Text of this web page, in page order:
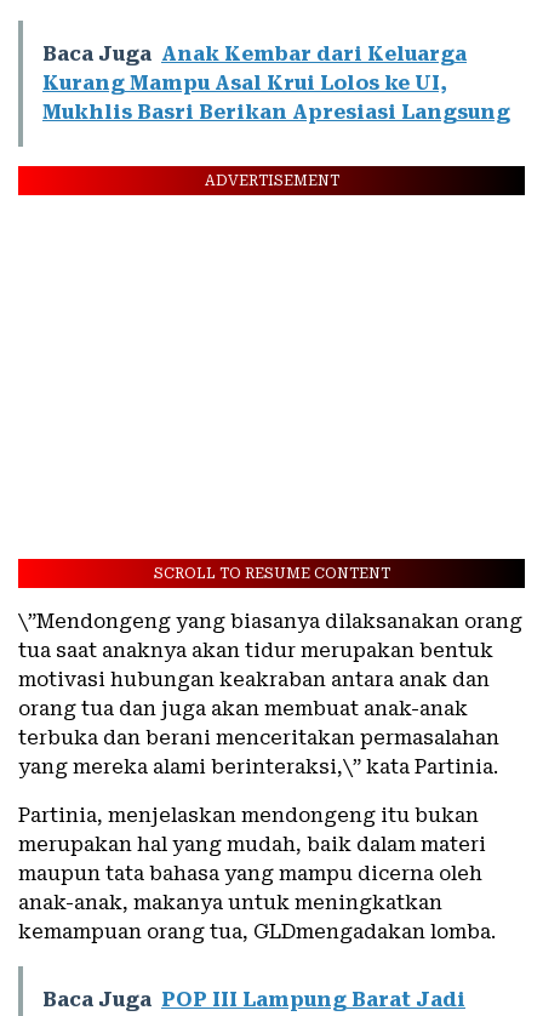
Baca Juga Anak Kembar dari Keluarga
Kurang Mampu Asal Krui Lolos ke UI,
Mukhlis Basri Berikan Apresiasi Langsung
ADVERTISEMENT
SCROLL TO RESUME CONTENT
\”Mendongeng yang biasanya dilaksanakan orang
tua saat anaknya akan tidur merupakan bentuk
motivasi hubungan keakraban antara anak dan
orang tua dan juga akan membuat anak-anak
terbuka dan berani menceritakan permasalahan
yang mereka alami berinteraksi,\” kata Partinia.
Partinia, menjelaskan mendongeng itu bukan
merupakan hal yang mudah, baik dalam materi
maupun tata bahasa yang mampu dicerna oleh
anak-anak, makanya untuk meningkatkan
kemampuan orang tua, GLDmengadakan lomba.
Baca Juga POP III Lampung Barat Jadi